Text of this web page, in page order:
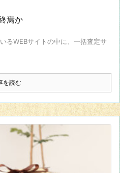
焉か
るWEBサイトの中に、一括査定サ
を読む